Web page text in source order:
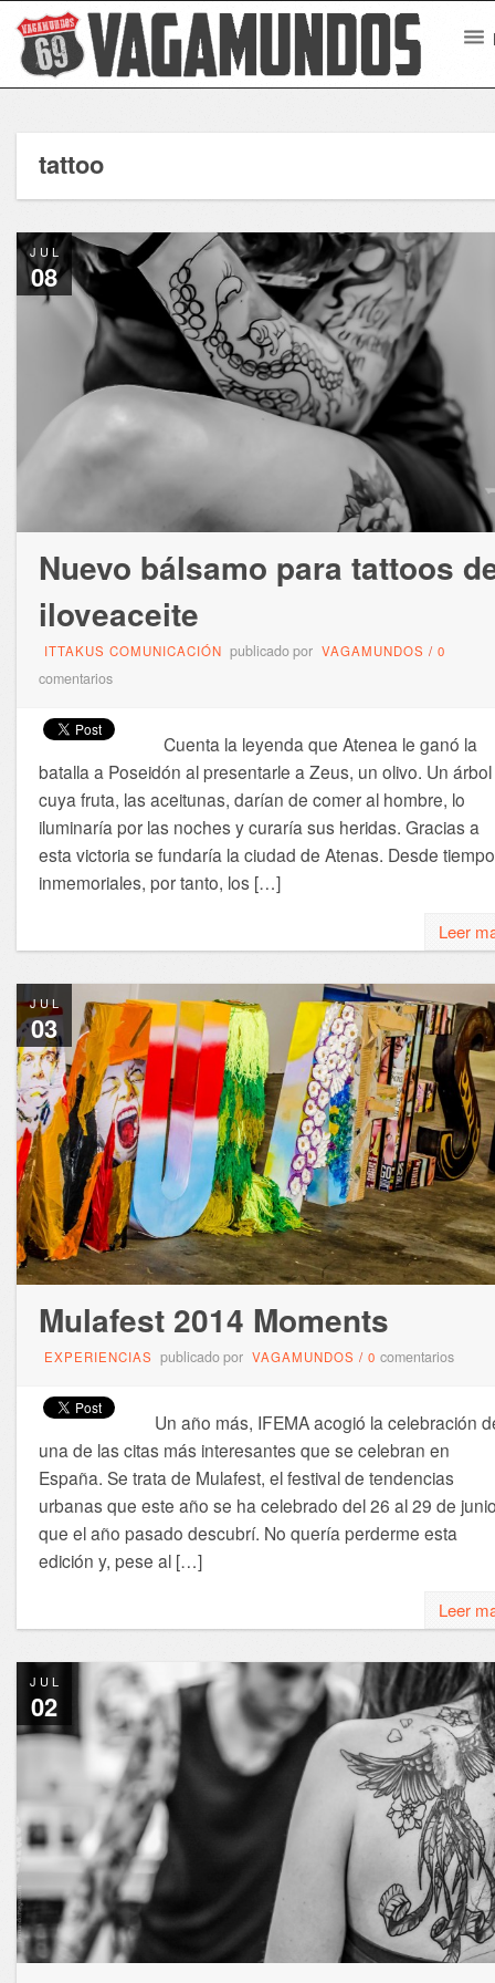
tattoo
JUL
08
Nuevo bálsamo para tattoos
iloveaceite
ITTAKUS COMUNICACIÓN publicado por VAGAMUNDOS / 0
comentarios
Cuenta la leyenda que Atenea le ganó la
batalla a Poseidón al presentarle a Zeus, un olivo. Un árbol
cuya fruta, las aceitunas, darían de comer al hombre, lo
iluminaría por las noches y curaría sus heridas. Gracias a
esta victoria se fundaría la ciudad de Atenas. Desde
inmemoriales, por tanto, los […]
Leer
JUL
03
Mulafest 2014 Moments
EXPERIENCIAS publicado por VAGAMUNDOS / 0 comentarios
Un año más, IFEMA acogió la celebración
una de las citas más interesantes que se celebran en
España. Se trata de Mulafest, el festival de tendencias
urbanas que este año se ha celebrado del 26 al 29 de
que el año pasado descubrí. No quería perderme esta
edición y, pese al […]
Leer
JUL
02